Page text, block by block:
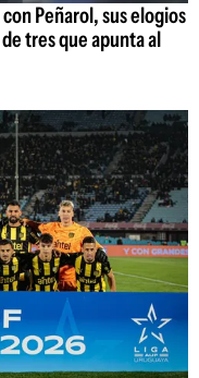
Peñarol, sus elogios
tres que apunta al